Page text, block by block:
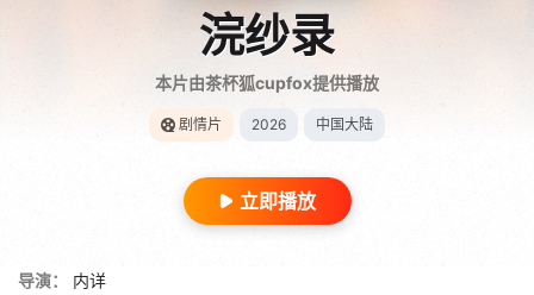
浣纱录
本片由茶杯狐cupfox提供播放
剧情片 2026 中国大陆
立即播放
导演：
内详